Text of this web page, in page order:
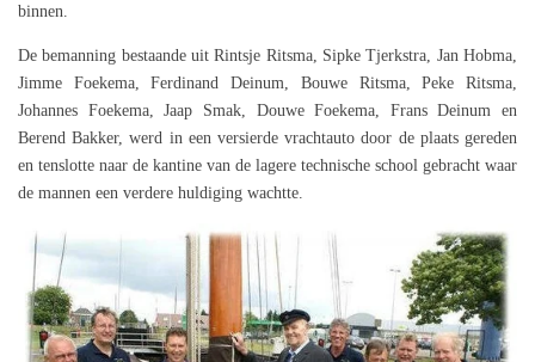
binnen.
De bemanning bestaande uit Rintsje Ritsma, Sipke Tjerkstra, Jan Hobma,
Jimme Foekema, Ferdinand Deinum, Bouwe Ritsma, Peke Ritsma,
Johannes Foekema, Jaap Smak, Douwe Foekema, Frans Deinum en
Berend Bakker, werd in een versierde vrachtauto door de plaats gereden
en tenslotte naar de kantine van de lagere technische school gebracht waar
de mannen een verdere huldiging wachtte.